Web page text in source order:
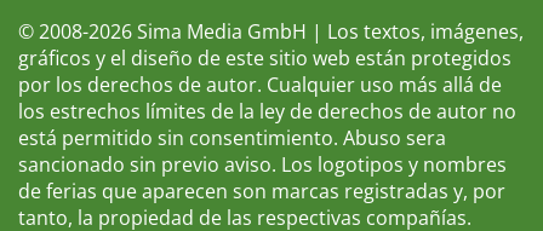
© 2008-2026 Sima Media GmbH | Los textos, imágenes,
gráficos y el diseño de este sitio web están protegidos
por los derechos de autor. Cualquier uso más allá de
los estrechos límites de la ley de derechos de autor no
está permitido sin consentimiento. Abuso sera
sancionado sin previo aviso. Los logotipos y nombres
de ferias que aparecen son marcas registradas y, por
tanto, la propiedad de las respectivas compañías.